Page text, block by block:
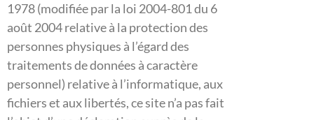
1978 (modifiée par la loi 2004-801 du 6
août 2004 relative à la protection des
personnes physiques à l’égard des
traitements de données à caractère
personnel) relative à l’informatique, aux
fichiers et aux libertés, ce site n’a pas fait